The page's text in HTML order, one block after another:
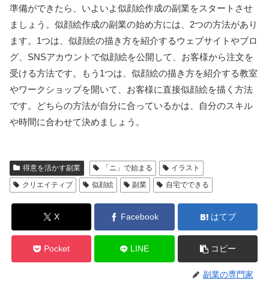
準備ができたら、いよいよ似顔絵作成の副業をスタートさせ
ましょう。似顔絵作成の副業の始め方には、2つの方法があり
ます。1つは、似顔絵の描き方を紹介するウェブサイトやブロ
グ、SNSアカウントで似顔絵を公開して、お客様から注文を
受ける方法です。もう1つは、似顔絵の描き方を紹介する教室
やワークショップを開いて、お客様に直接似顔絵を描く方法
です。どちらの方法が自分に合っているかは、自分のスキル
や時間に合わせて決めましょう。
得意を活かす副業 「ニ」で始まる
イラスト
クリエイティブ
似顔絵 副業 自宅でできる
X Facebook はてブ
Pocket LINE コピー
副業の専門家